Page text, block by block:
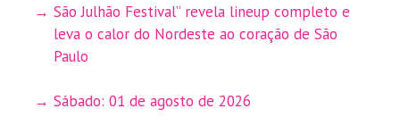
São Julhão Festival” revela lineup completo e
leva o calor do Nordeste ao coração de São
Paulo
Sábado: 01 de agosto de 2026